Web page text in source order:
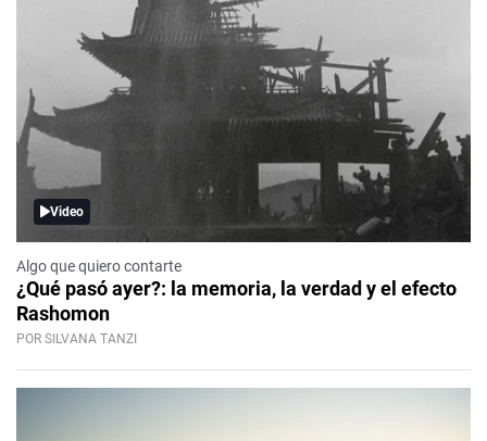
Video
Algo que quiero contarte
¿Qué pasó ayer?: la memoria, la verdad y el efecto
Rashomon
POR SILVANA TANZI